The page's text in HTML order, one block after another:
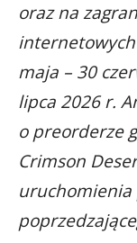
oraz na
maja – 30
lipca 2026 r.
o preorderze
Crimson